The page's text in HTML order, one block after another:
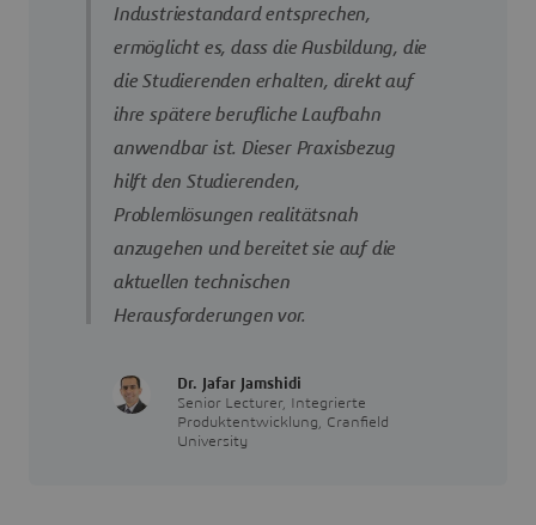
Industriestandard entsprechen,
ermöglicht es, dass die Ausbildung, die
die Studierenden erhalten, direkt auf
ihre spätere berufliche Laufbahn
anwendbar ist. Dieser Praxisbezug
hilft den Studierenden,
Problemlösungen realitätsnah
anzugehen und bereitet sie auf die
aktuellen technischen
Herausforderungen vor.
Dr. Jafar Jamshidi
Senior Lecturer, Integrierte
Produktentwicklung, Cranfield
University